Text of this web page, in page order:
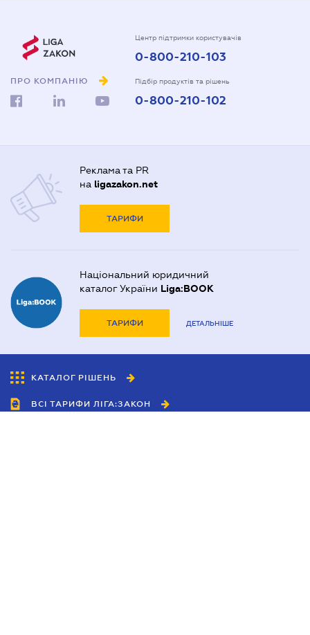
ПРО КОМПАНІЮ
Центр підтримки користувачів
0-800-210-103
Підбір продуктів та рішень
0-800-210-102
Реклама та PR
на ligazakon.net
ТАРИФИ
Національний юридичний
каталог України Liga:BOOK
ТАРИФИ ДЕТАЛЬНІШЕ
КАТАЛОГ РІШЕНЬ
ВСІ ТАРИФИ ЛІГА:ЗАКОН